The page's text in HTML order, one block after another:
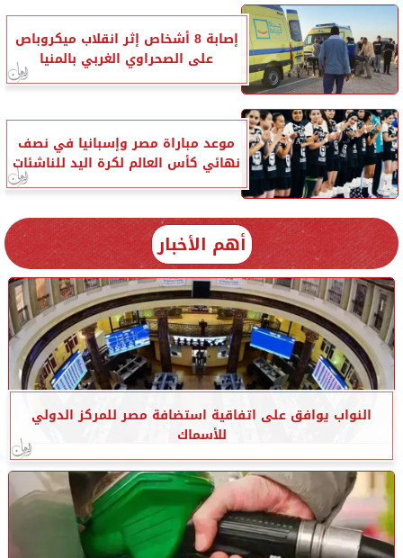
إصابة 8 أشخاص إثر انقلاب ميكروباص
على الصحراوي الغربي بالمنيا
موعد مباراة مصر وإسبانيا في نصف
نهائي كأس العالم لكرة اليد للناشئات
أهم الأخبار
النواب يوافق على اتفاقية استضافة مصر للمركز الدولي
للأسماك